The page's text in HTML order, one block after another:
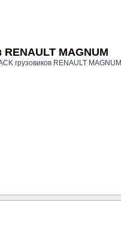
MAGNUM
грузовиков RENAULT MAGNUM